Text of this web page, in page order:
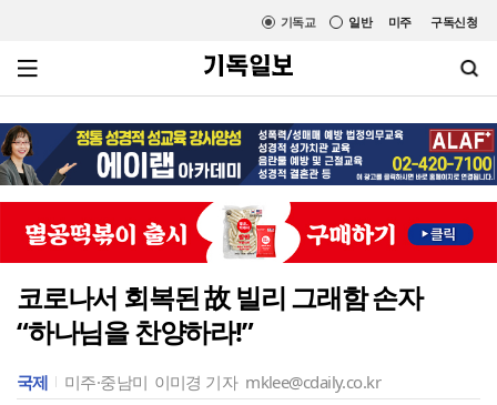
미주 구독신청
일반
기독교
코로나서 회복된 故 빌리 그래함 손자
“하나님을 찬양하라!”
국제 미주·중남미 이미경 기자 mklee@cdaily.co.kr